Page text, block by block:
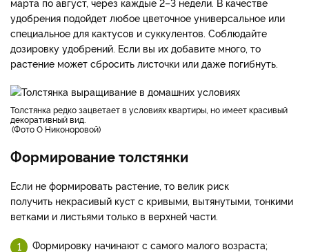
удобрения подойдет любое цветочное универсальное или
специальное для кактусов и суккулентов. Соблюдайте
дозировку удобрений. Если вы их добавите много, то
растение может сбросить листочки или даже погибнуть.
толстянка редко зацветает в условиях квартиры, но имеет красивый
декоративный вид.
Фото О Никоноровой
Формирование толстянки
Если не формировать растение, то велик риск
получить некрасивый куст с кривыми, вытянутыми, тонкими
ветками и листьями только в верхней части.
Формировку начинают с самого малого возраста;